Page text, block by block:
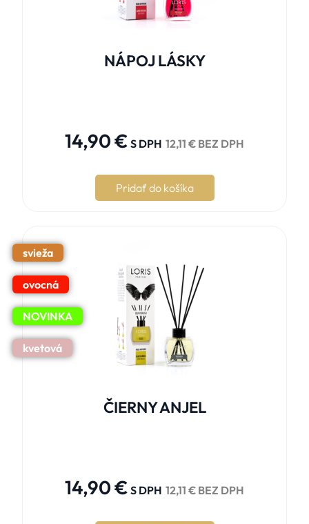
NÁPOJ LÁSKY
14,90€ S DPH 12,11 € BEZ DPH
Pridať do košíka
svieža
ovocná
NOVINKA
kvetová
ČIERNY ANJEL
14,90€ S DPH 12,11 € BEZ DPH